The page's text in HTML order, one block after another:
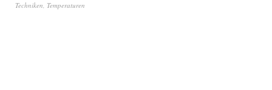
Techniken, Temperaturen